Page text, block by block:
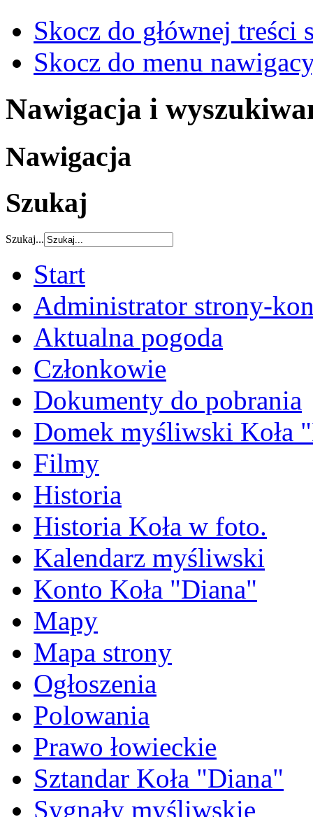
Skocz do głównej treści
Skocz do menu
Nawigacja i
Nawigacja
Szukaj
Szukaj...
Start
Administrator strony-
Aktualna pogoda
Członkowie
Dokumenty do pobrania
Domek myśliwski Koła
Filmy
Historia
Historia Koła w foto.
Kalendarz myśliwski
Konto Koła "Diana"
Mapy
Mapa strony
Ogłoszenia
Polowania
Prawo łowieckie
Sztandar Koła "Diana"
Sygnały myśliwskie